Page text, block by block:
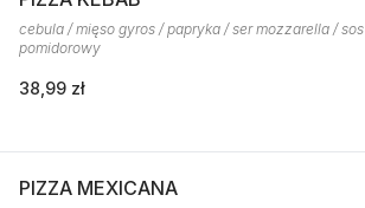
cebula / mięso gyros / papryka / ser mozzarella / sos
pomidorowy
38,99 zł
PIZZA MEXICANA